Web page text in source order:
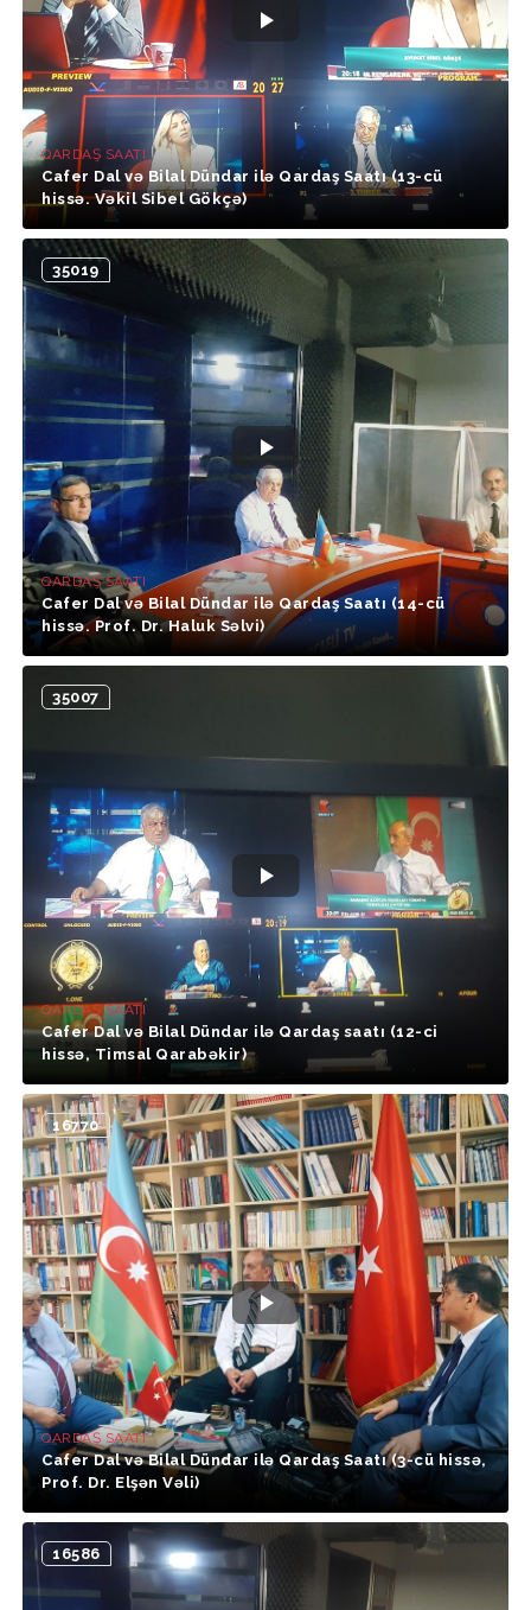
QARDAŞ SAATI
Cafer Dal və Bilal Dündar ilə Qardaş Saatı (13-cü
hissə. Vəkil Sibel Gökçə)
35019
QARDAŞ SAATI
Cafer Dal və Bilal Dündar ilə Qardaş Saatı (14-cü
hissə. Prof. Dr. Haluk Səlvi)
35007
QARDAŞ SAATI
Cafer Dal və Bilal Dündar ilə Qardaş saatı (12-ci
hissə, Timsal Qarabəkir)
16770
QARDAŞ SAATI
Cafer Dal və Bilal Dündar ilə Qardaş Saatı (3-cü hissə,
Prof. Dr. Elşən Vəli)
16586